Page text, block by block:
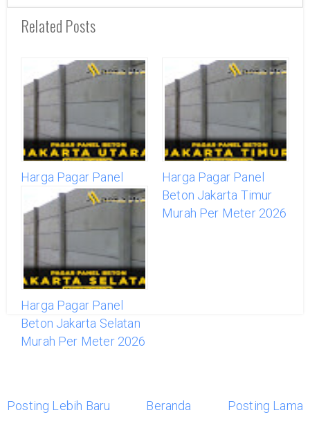
Related Posts
Harga Pagar Panel
Beton Jakarta Utara
Murah Per Meter 2026
Harga Pagar Panel
Beton Jakarta Timur
Murah Per Meter 2026
Harga Pagar Panel
Beton Jakarta Selatan
Murah Per Meter 2026
Posting Lebih Baru Beranda Posting Lama